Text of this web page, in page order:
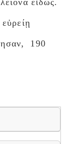
190